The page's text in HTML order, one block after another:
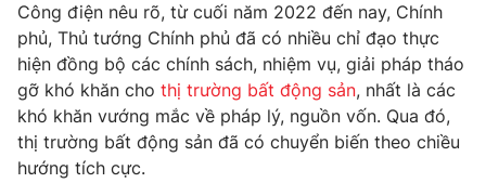
Hậu trường
Nhân vật
Khán giả
Giải sao mai
Giải trí
Điện ảnh
Âm nhạc
Sao
Đời sống
Du lịch
Làm đẹp
Giáo dục
Công điện nêu rõ, từ cuối năm 2022 đến nay, Chính
phủ, Thủ tướng Chính phủ đã có nhiều chỉ đạo thực
hiện đồng bộ các chính sách, nhiệm vụ, giải pháp tháo
gỡ khó khăn cho thị trường bất động sản, nhất là các
khó khăn vướng mắc về pháp lý, nguồn vốn. Qua đó,
thị trường bất động sản đã có chuyển biến theo chiều
hướng tích cực.